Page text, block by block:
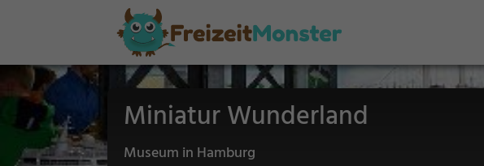
Miniatur Wunderland
Museum in Hamburg